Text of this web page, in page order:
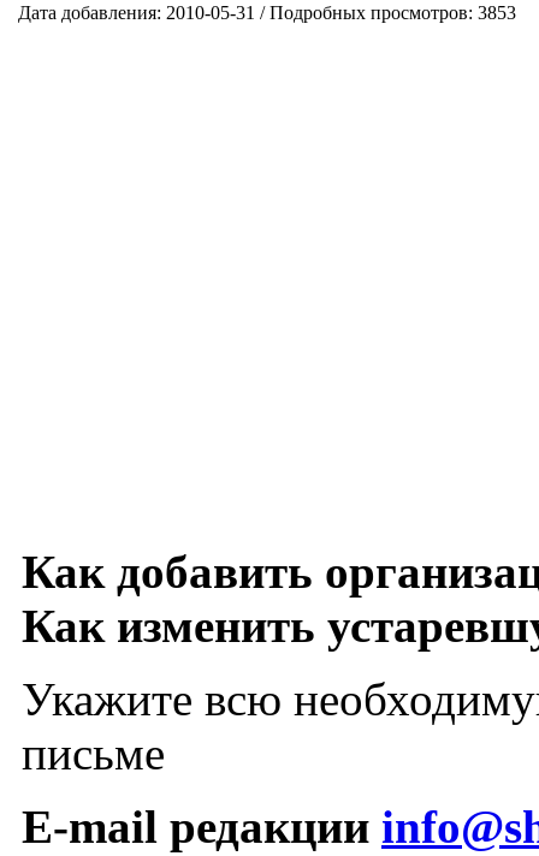
Дата добавления: 2010-05-31 / Подробных просмотров: 3853
Как добавить
Как изменить
Укажите всю
письме
E-mail редакции